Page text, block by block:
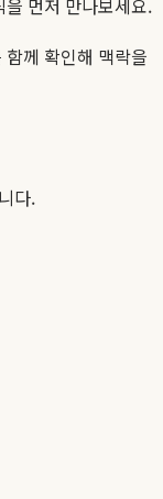
을 먼저 만나보세요.
함께 확인해 맥락을
다.